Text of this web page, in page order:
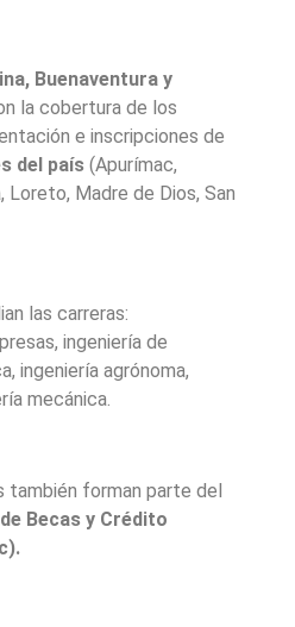
Buenaventura y
la cobertura de los
e inscripciones de
del país (Apurímac,
Loreto, Madre de Dios, San
las carreras:
ingeniería de
ingeniería agrónoma,
mecánica.
forman parte del
Becas y Crédito